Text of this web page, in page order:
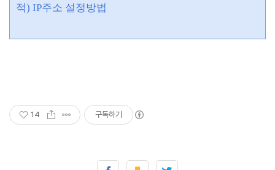
적) IP주소 설정방법
14 구독하기